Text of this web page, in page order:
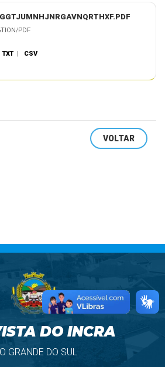
PDF
TXT | CSV
VOLTAR
DO INCRA
GRANDE DO SUL